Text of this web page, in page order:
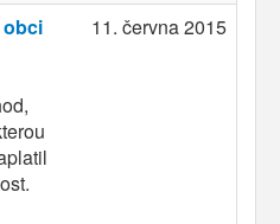
11. června 2015